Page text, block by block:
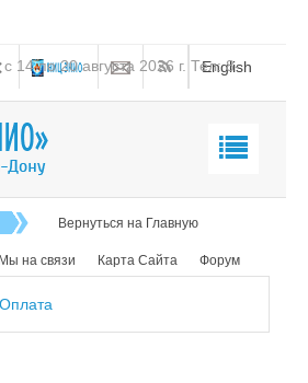
по 20 августа 2026 г. Тел: 8-
English
Вернуться на Главную
Мы на связи Карта Сайта Форум
Оплата